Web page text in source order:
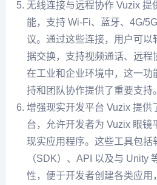
无线连接与远程协作 Vuzix 提
能，支持 Wi-Fi、蓝牙、4G/
议。通过这些连接，用户可以
据交换，支持视频通话、远程
在工业和企业环境中，这一功
持和团队协作提供了重要支持。
增强现实开发平台 Vuzix 提供
台，允许开发者为 Vuzix 眼镜
现实应用程序。这些工具包括
（SDK）、API 以及与 Unity
性，便于开发者创建各类应用